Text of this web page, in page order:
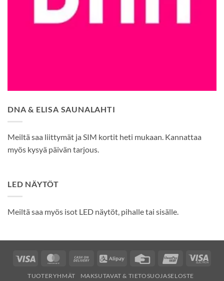
DNA & ELISA SAUNALAHTI
Meiltä saa liittymät ja SIM kortit heti mukaan. Kannattaa
myös kysyä päivän tarjous.
LED NÄYTÖT
Meiltä saa myös isot LED näytöt, pihalle tai sisälle.
Visa MasterCardCash
Alipay
Credit
UnionPayVisa
TUOTERYHMÄT
MAKSUTAVAT & TIETOSUOJASELOSTE